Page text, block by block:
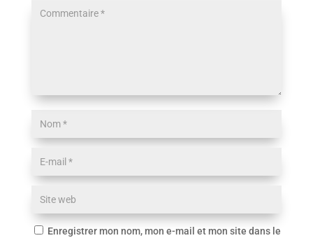
Enregistrer mon nom, mon e-mail et mon site dans le